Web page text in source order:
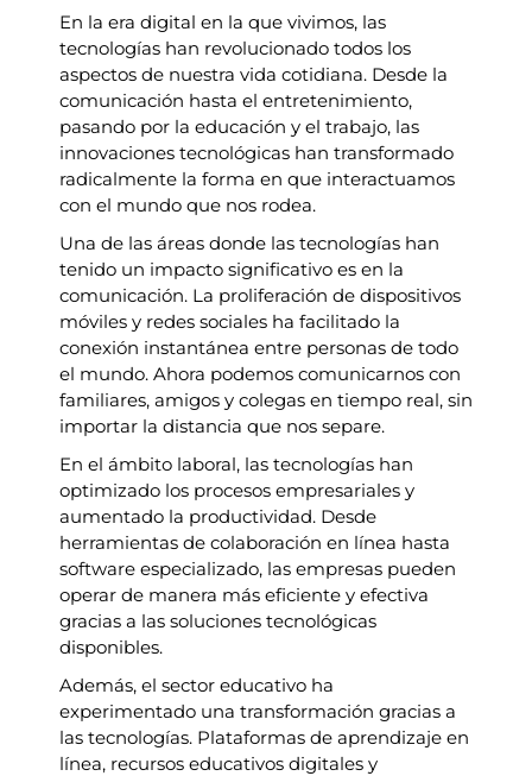
En la era digital en la que vivimos, las
tecnologías han revolucionado todos los
aspectos de nuestra vida cotidiana. Desde la
comunicación hasta el entretenimiento,
pasando por la educación y el trabajo, las
innovaciones tecnológicas han transformado
radicalmente la forma en que interactuamos
con el mundo que nos rodea.
Una de las áreas donde las tecnologías han
tenido un impacto significativo es en la
comunicación. La proliferación de dispositivos
móviles y redes sociales ha facilitado la
conexión instantánea entre personas de todo
el mundo. Ahora podemos comunicarnos con
familiares, amigos y colegas en tiempo real, sin
importar la distancia que nos separe.
En el ámbito laboral, las tecnologías han
optimizado los procesos empresariales y
aumentado la productividad. Desde
herramientas de colaboración en línea hasta
software especializado, las empresas pueden
operar de manera más eficiente y efectiva
gracias a las soluciones tecnológicas
disponibles.
Además, el sector educativo ha
experimentado una transformación gracias a
las tecnologías. Plataformas de aprendizaje en
línea, recursos educativos digitales y